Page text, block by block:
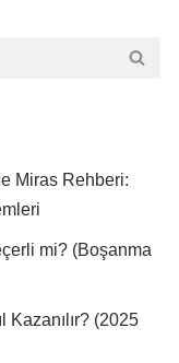
Miras Rehberi:
mi? (Boşanma
Kazanılır? (2025